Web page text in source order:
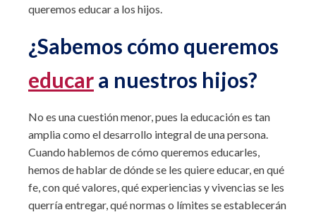
queremos educar a los hijos.
¿Sabemos cómo queremos
educara nuestros hijos?
No es una cuestión menor, pues la educación es tan
amplia como el desarrollo integral de una persona.
Cuando hablemos de cómo queremos educarles,
hemos de hablar de dónde se les quiere educar, en qué
fe, con qué valores, qué experiencias y vivencias se les
querría entregar, qué normas o límites se establecerán